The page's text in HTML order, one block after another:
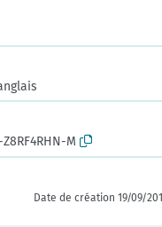
M
Date de création 19/09/